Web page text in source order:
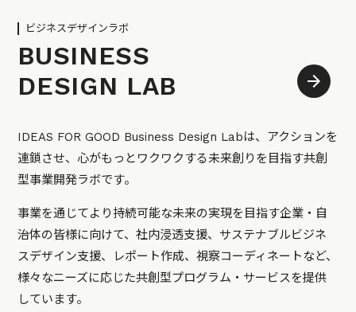
ビジネスデザインラボ
BUSINESS
DESIGN LAB
IDEAS FOR GOOD Business Design Labは、アクションを
連鎖させ、心がもっとワクワクする未来創りを目指す共創
型事業開発ラボです。
事業を通じてより持続可能な未来の実現を目指す企業・自
治体の皆様に向けて、社内浸透支援、サステナブルビジネ
スデザイン支援、レポート作成、視察コーディネートなど、
様々なニーズに応じた共創型プログラム・サービスを提供
しています。